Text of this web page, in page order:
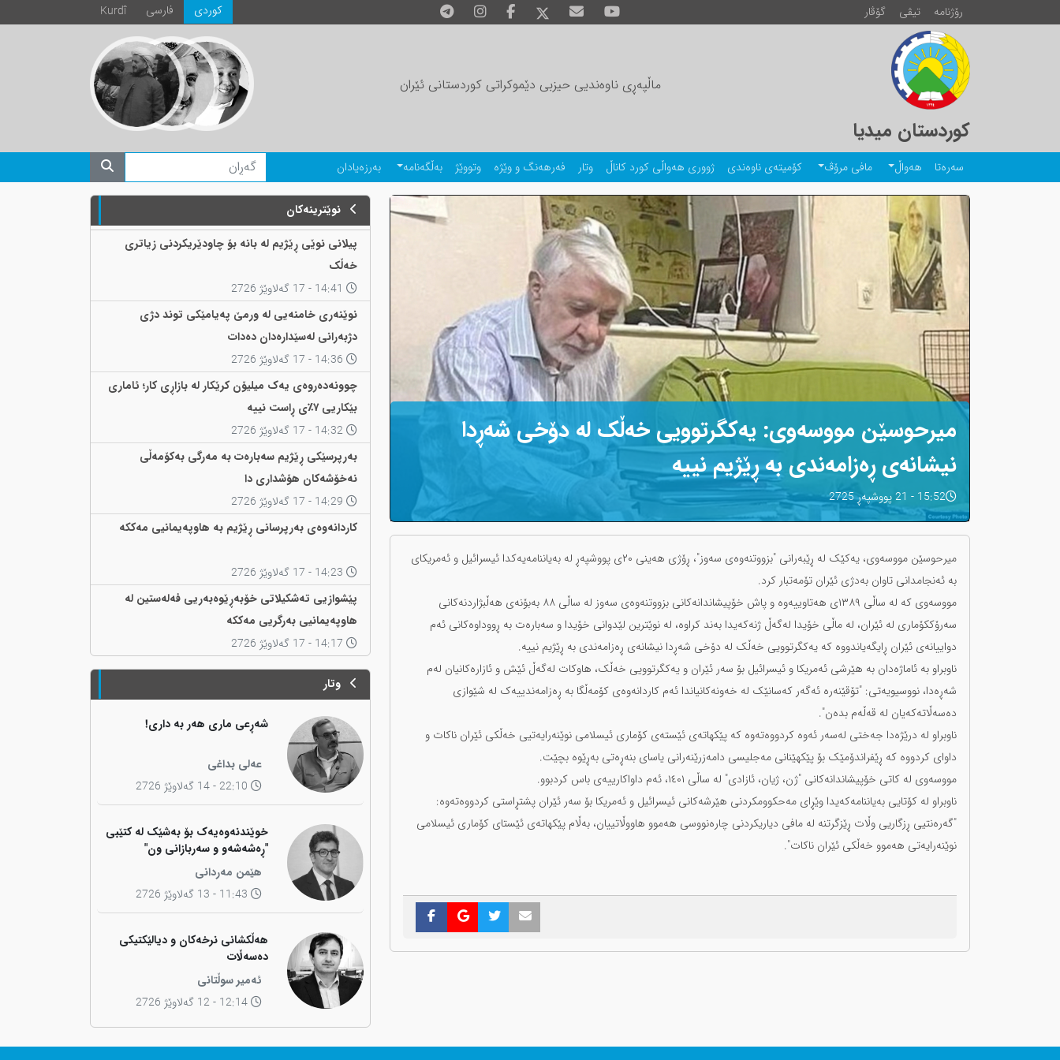
رۆژنامە تیڤی گۆڤار Kurdî فارسی كوردی
کوردستان میدیا
ماڵپەڕی ناوەندیی حیزبی دێموکراتی کوردستانی ئێران
سەرەتا هەواڵ مافی مرۆڤ کۆمیتەی ناوەندی ژووری هەواڵی کورد کاناڵ وتار فەرهەنگ و وێژە وتووێژ بەڵگەنامە بەرزەیادان
میرحوسێن مووسەوی: یەکگرتوویی خەڵک لە دۆخی شەڕدا
نیشانەی ڕەزامەندی بە ڕێژیم نییە
15:52 - 21 پووشپەڕ 2725
میرحوسێن مووسەوی، یەکێک لە ڕێبەرانی "بزووتنەوەی سەوز"، ڕۆژی هەینی ٢٠ی پووشپەڕ لە بەیاننامەیەکدا ئیسرائیل و ئەمریکای
بە ئەنجامدانی تاوان بەدژی ئێران تۆمەتبار کرد.
مووسەوی کە لە ساڵی ١٣٨٩ی هەتاوییەوە و پاش خۆپیشاندانەکانی بزووتنەوەی سەوز لە ساڵی ٨٨ بەبۆنەی هەڵبژاردنەکانی
سەرۆککۆماری لە ئێران، لە ماڵی خۆیدا لەگەڵ ژنەکەیدا بەند کراوە، لە نوێترین لێدوانی خۆیدا و سەبارەت بە ڕووداوەکانی ئەم
دواییانەی ئێران ڕایگەیاندووە کە یەکگرتوویی خەڵک لە دۆخی شەڕدا نیشانەی ڕەزامەندی بە ڕێژیم نییە.
ناوبراو بە ئاماژەدان بە هێرشی ئەمریکا و ئیسرائیل بۆ سەر ئێران و یەکگرتوویی خەڵک، هاوکات لەگەڵ ئێش و ئازارەکانیان لەم
شەڕەدا، نووسیویەتی: "تۆقێنەرە ئەگەر کەسانێک لە خەونەکانیاندا ئەم کاردانەوەی کۆمەڵگا بە ڕەزامەندییەک لە شێوازی
دەسەڵاتەکەیان لە قەڵەم بدەن".
ناوبراو لە درێژەدا جەختی لەسەر ئەوە کردووەتەوە کە پێکهاتەی ئێستەی کۆماری ئیسلامی نوێنەرایەتیی خەڵکی ئێران ناکات و
داوای کردووە کە ڕێفراندۆمێک بۆ پێکهێنانی مەجلیسی دامەزرێنەرانی یاسای بنەڕەتی بەڕێوە بچێت.
مووسەوی لە کاتی خۆپیشاندانەکانی "ژن، ژیان، ئازادی" لە ساڵی ١٤٠١، ئەم داواکارییەی باس کردبوو.
ناوبراو لە کۆتایی بەیاننامەکەیدا وێڕای مەحکوومکردنی هێرشەکانی ئیسرائیل و ئەمریکا بۆ سەر ئێران پشتڕاستی کردووەتەوە:
"گەرەنتیی ڕزگاریی وڵات ڕێزگرتنە لە مافی دیاریکردنی چارەنووسی هەموو هاووڵاتییان، بەڵام پێکهاتەی ئێستای کۆماری ئیسلامی
نوێنەرایەتی هەموو خەڵکی ئێران ناکات".
نوێترینەکان
پیلانی نوێی ڕێژیم لە بانە بۆ چاودێریکردنی زیاتری
خەڵک
نوێنەری خامنەیی لە ورمێ پەیامێکی توند دژی
دژبەرانی لەسێدارەدان دەدات
چوونەدەروەی یەک میلیۆن کرێکار لە بازاڕی کار؛ ئاماری
بێکاریی ٧٪ی ڕاست نییە
بەرپرسێکی ڕێژیم سەبارەت بە مەرگی بەکۆمەڵی
نەخۆشەکان هۆشداری دا
کاردانەوەی بەرپرسانی ڕێژیم بە هاوپەیمانیی مەککە
پێشوازیی تەشکیلاتی خۆبەڕێوەبەریی فەلەستین لە
هاوپەیمانیی بەرگریی مەککە
وتار
شەڕعی ماری هەر بە داری!
عەلی بداغی
22:10 - 14 گەلاوێژ 2726
خوێندنەوەیەک بۆ بەشێک لە کتێبی
"ڕەشەشەو و سەربازانی ون"
هێمن مەردانی
11:43 - 13 گەلاوێژ 2726
هەڵکشانی نرخەکان و دیالێکتیکی
دەسەڵات
ئەمیر سوڵتانی
12:14 - 12 گەلاوێژ 2726